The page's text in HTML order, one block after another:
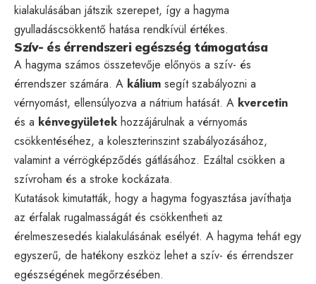
kialakulásában játszik szerepet, így a hagyma
gyulladáscsökkentő hatása rendkívül értékes.
Szív- és érrendszeri egészség támogatása
A hagyma számos összetevője előnyös a szív- és
érrendszer számára. A kálium segít szabályozni a
vérnyomást, ellensúlyozva a nátrium hatását. A kvercetin
és a kénvegyületek hozzájárulnak a vérnyomás
csökkentéséhez, a koleszterinszint szabályozásához,
valamint a vérrögképződés gátlásához. Ezáltal csökken a
szívroham és a stroke kockázata.
Kutatások kimutatták, hogy a hagyma fogyasztása javíthatja
az érfalak rugalmasságát és csökkentheti az
érelmeszesedés kialakulásának esélyét. A hagyma tehát egy
egyszerű, de hatékony eszköz lehet a szív- és érrendszer
egészségének megőrzésében.